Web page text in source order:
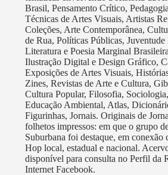
Brasil, Pensamento Crítico,
Técnicas de Artes Visuais, Artistas
Coleções, Arte Contemporânea,
de Rua, Políticas Públicas, Juventude
Literatura e Poesia Marginal
Ilustração Digital e Design Gráfico,
Exposições de Artes Visuais,
Zines, Revistas de Arte e Cultura,
Cultura Popular, Filosofia,
Educação Ambiental, Atlas,
Figurinhas, Jornais. Originais de
folhetos impressos: em que o grupo
Suburbana foi destaque, em
Hop local, estadual e nacional.
disponível para consulta no Perfil da
Internet Facebook.